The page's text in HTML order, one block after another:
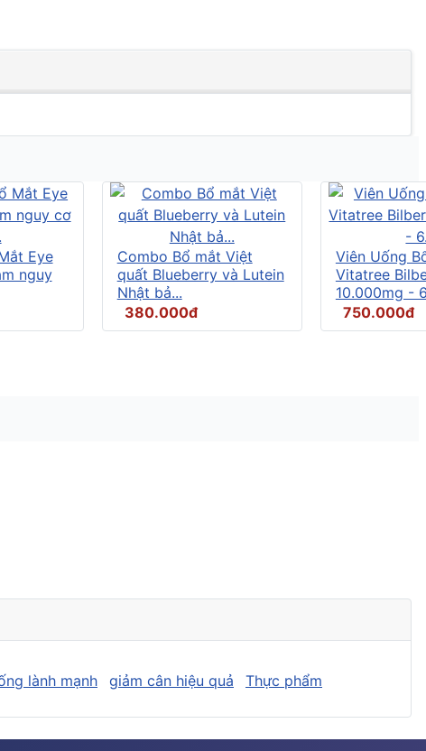
Eye
nguy
Combo Bổ mắt Việt
quất Blueberry và Lutein
Nhật bả...
380.000đ
Viên Uống
Vitatree
10.000mg -
750.000đ
lành mạnh giảm cân hiệu quả Thực phẩm